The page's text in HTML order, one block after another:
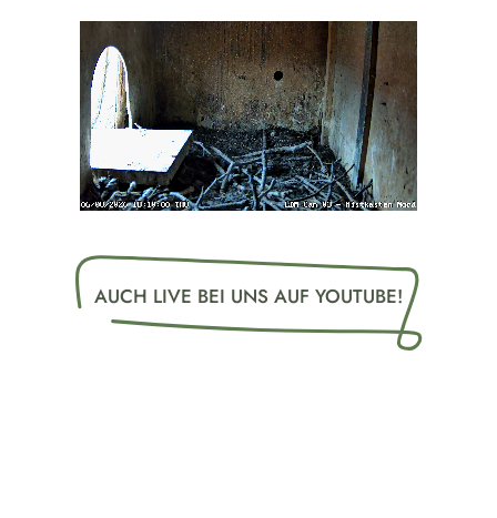
AUCH LIVE BEI UNS AUF YOUTUBE!